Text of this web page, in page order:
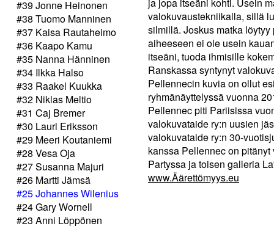
#39 Jonne Heinonen
#38 Tuomo Manninen
#37 Kaisa Rautaheimo
#36 Kaapo Kamu
#35 Nanna Hänninen
#34 Ilkka Halso
#33 Raakel Kuukka
#32 Niklas Meltio
#31 Caj Bremer
#30 Lauri Eriksson
#29 Meeri Koutaniemi
#28 Vesa Oja
#27 Susanna Majuri
#26 Martti Jämsä
#25 Johannes Wilenius
#24 Gary Wornell
#23 Anni Löppönen
valokuvaustekniikalla, sillä
silmillä. Joskus matka
aiheeseen ei ole usein
itseäni, tuoda ihmisille
Ranskassa syntynyt
Pellennecin kuvia on ollut
ryhmänäyttelyssä vuonna
Pellennec piti Pariisissa
valokuvataide ry:n uusien
valokuvataide ry:n 30-
kanssa Pellennec on
Partyssa ja toisen galleria
www.Äärettömyys.eu